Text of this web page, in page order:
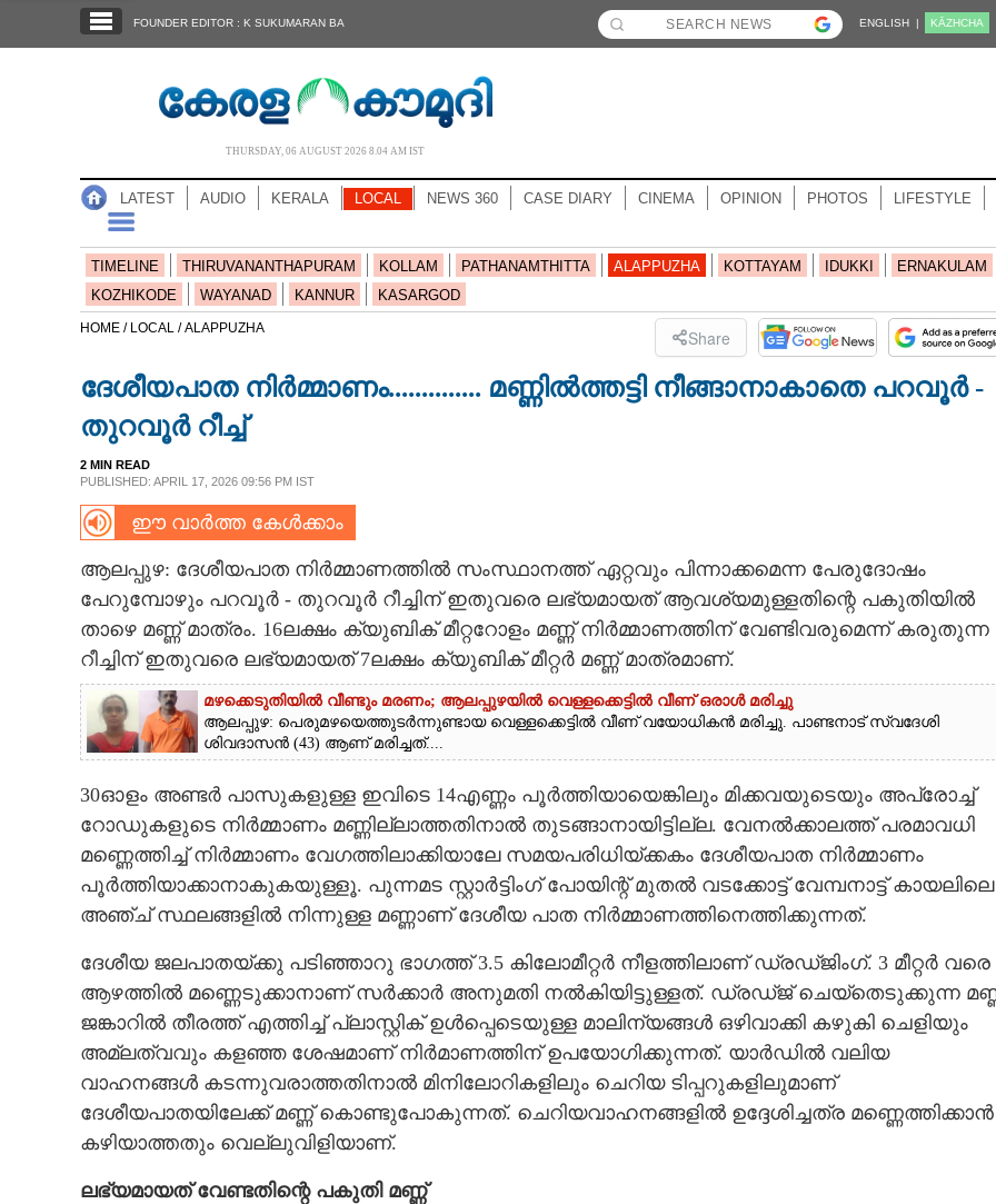
NOTIFIED NEWS
NEWS 360
LIFESTYLE
CARTOONS
FOUNDER EDITOR : K SUKUMARAN BA ENGLISH | KĀZHCHA
THURSDAY, 06 AUGUST 2026 8.04 AM IST
LATEST AUDIO KERALA LOCAL NEWS 360 CASE DIARY CINEMA OPINION PHOTOS LIFESTYLE
TIMELINE THIRUVANANTHAPURAM KOLLAM PATHANAMTHITTA ALAPPUZHA KOTTAYAM IDUKKI
ERNAKULAM
KOZHIKODE
WAYANAD KANNUR KASARGOD
HOME / LOCAL /ALAPPUZHA Share
ദേശീയപാത നിർമ്മാണം.............. മണ്ണിൽത്തട്ടി നീങ്ങാനാകാതെ പറവൂർ -
തുറവൂർ റീച്ച്
2 MIN READ
PUBLISHED: APRIL 17, 2026 09:56 PM IST
ഈ വാർത്ത കേൾക്കാം
ആലപ്പുഴ: ദേശീയപാത നിർമ്മാണത്തിൽ സംസ്ഥാനത്ത് ഏറ്റവും പിന്നാക്കമെന്ന പേരുദോഷം
പേറുമ്പോഴും പറവൂർ - തുറവൂർ റീച്ചിന് ഇതുവരെ ലഭ്യമായത് ആവശ്യമുള്ളതിന്റെ പകുതിയിൽ
താഴെ മണ്ണ് മാത്രം. 16ലക്ഷം ക്യുബിക് മീറ്ററോളം മണ്ണ് നിർമ്മാണത്തിന് വേണ്ടിവരുമെന്ന് കരുതുന്ന
റീച്ചിന് ഇതുവരെ ലഭ്യമായത് 7ലക്ഷം ക്യുബിക് മീറ്റർ മണ്ണ് മാത്രമാണ്.
മഴക്കെടുതിയിൽ വീണ്ടും മരണം; ആലപ്പുഴയിൽ വെള്ളക്കെട്ടിൽ വീണ് ഒരാൾ മരിച്ചു
ആലപ്പുഴ: പെരുമഴയെത്തുടർന്നുണ്ടായ വെള്ളക്കെട്ടിൽ വീണ് വയോധികൻ മരിച്ചു. പാണ്ടനാട് സ്വദേശി
ശിവദാസൻ (43) ആണ് മരിച്ചത്....
30ഓളം അണ്ടർ പാസുകളുള്ള ഇവിടെ 14എണ്ണം പൂർത്തിയായെങ്കിലും മിക്കവയുടെയും അപ്രോച്ച്
റോഡുകളുടെ നിർമ്മാണം മണ്ണില്ലാത്തതിനാൽ തുടങ്ങാനായിട്ടില്ല. വേനൽക്കാലത്ത് പരമാവധി
മണ്ണെത്തിച്ച് നിർമ്മാണം വേഗത്തിലാക്കിയാലേ സമയപരിധിയ്ക്കകം ദേശീയപാത നിർമ്മാണം
പൂർത്തിയാക്കാനാകുകയുള്ളൂ. പുന്നമട സ്റ്റാർട്ടിംഗ് പോയിന്റ് മുതൽ വടക്കോട്ട് വേമ്പനാട്ട് കായലിലെ
അഞ്ച് സ്ഥലങ്ങളിൽ നിന്നുള്ള മണ്ണാണ് ദേശീയ പാത നിർമ്മാണത്തിനെത്തിക്കുന്നത്.
ദേശീയ ജലപാതയ്ക്കു പടിഞ്ഞാറു ഭാഗത്ത് 3.5 കിലോമീറ്റർ നീളത്തിലാണ് ഡ്രഡ്ജിംഗ്. 3 മീറ്റർ വരെ
ആഴത്തിൽ മണ്ണെടുക്കാനാണ് സർക്കാർ അനുമതി നൽകിയിട്ടുള്ളത്. ഡ്രഡ്ജ് ചെയ്തെടുക്കുന്ന
ജങ്കാറിൽ തീരത്ത് എത്തിച്ച് പ്ലാസ്റ്റിക് ഉൾപ്പെടെയുള്ള മാലിന്യങ്ങൾ ഒഴിവാക്കി കഴുകി ചെളിയും
അമ്ലത്വവും കളഞ്ഞ ശേഷമാണ് നിർമാണത്തിന് ഉപയോഗിക്കുന്നത്. യാ‌ർഡിൽ വലിയ
വാഹനങ്ങൾ കടന്നുവരാത്തതിനാൽ മിനിലോറികളിലും ചെറിയ ടിപ്പറുകളിലുമാണ്
ദേശീയപാതയിലേക്ക് മണ്ണ് കൊണ്ടുപോകുന്നത്. ചെറിയവാഹനങ്ങളിൽ ഉദ്ദേശിച്ചത്ര മണ്ണെത്തിക്കാൻ
കഴിയാത്തതും വെല്ലുവിളിയാണ്.
ലഭ്യമായത് വേണ്ടതിന്റെ പകുതി മണ്ണ്